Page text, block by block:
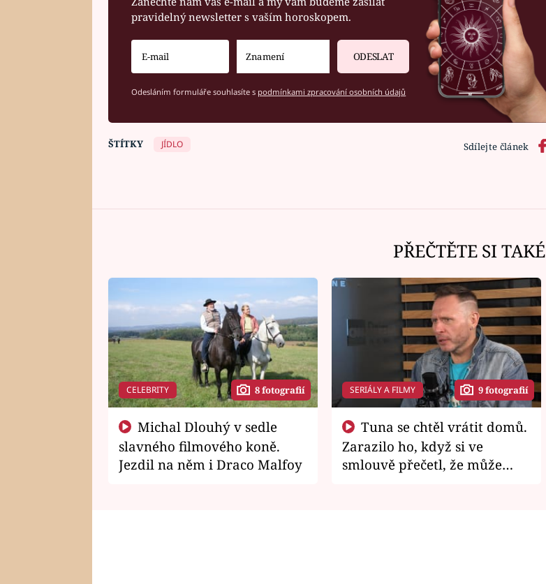
pravidelný newsletter s vaším horoskopem.
ODESLAT
Odesláním formuláře souhlasíte s podmínkami zpracování osobních údajů
Sdílejte článek
ŠTÍTKY JÍDLO
PŘEČTĚTE SI TAKÉ
CELEBRITY 8 fotografií
slavného filmového koně.
Jezdil na něm i Draco Malfoy
SERIÁLY A FILMY 9 fotografií
Zarazilo ho, když si ve
smlouvě přečetl, že může